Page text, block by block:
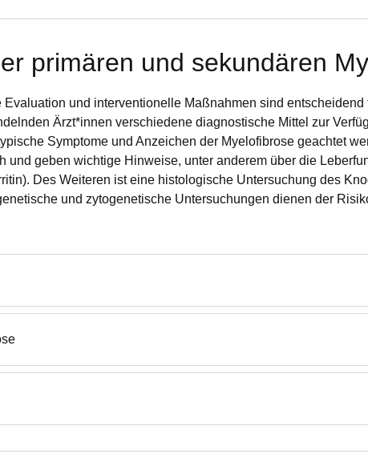
primären und sekundären
und interventionelle Maßnahmen sind
Ärzt*innen verschiedene diagnostische Mittel zur
Symptome und Anzeichen der Myelofibrose geachtet
und geben wichtige Hinweise, unter anderem über die
Des Weiteren ist eine histologische Untersuchung des
und zytogenetische Untersuchungen dienen der